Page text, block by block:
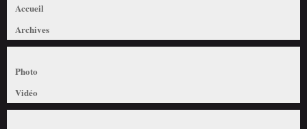
Accueil
Archives
Photo
Vidéo